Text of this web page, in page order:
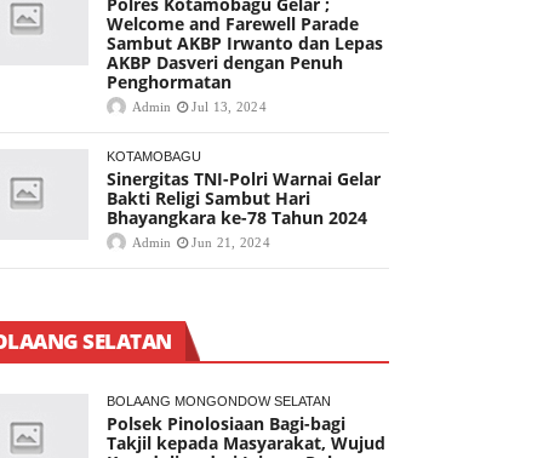
Welcome and Farewell Parade
Sambut AKBP Irwanto dan Lepas
AKBP Dasveri dengan Penuh
Penghormatan
Admin Jul 13, 2024
KOTAMOBAGU
Sinergitas TNI-Polri Warnai Gelar
Bakti Religi Sambut Hari
Bhayangkara ke-78 Tahun 2024
Admin Jun 21, 2024
SELATAN
BOLAANG MONGONDOW SELATAN
Polsek Pinolosiaan Bagi-bagi
Takjil kepada Masyarakat, Wujud